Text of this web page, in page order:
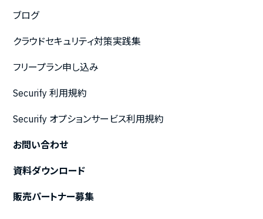
ブログ
クラウドセキュリティ対策実践集
フリープラン申し込み
Securify 利用規約
Securify オプションサービス利用規約
お問い合わせ
資料ダウンロード
販売パートナー募集